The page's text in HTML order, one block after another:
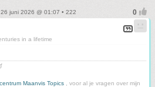
26 juni 2026 @ 01:07 • 222
in a lifetime
Maanvis Topics , voor al je vragen over mijn